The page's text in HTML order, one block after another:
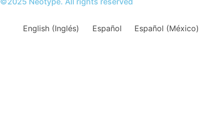
English (Inglés) Español Español (México)